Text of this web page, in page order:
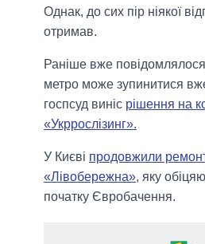
Однак, до сих пір ніякої
отримав.
Раніше вже
метро може зупинитися
госпсуд виніс рішення на
«Укррослізинг».
У Києві продовжили
«Лівобережна», яку
початку Євробачення.